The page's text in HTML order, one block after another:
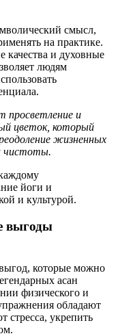
смысл,
на практике.
качества и духовные
людям
просветление и
цветок, который
жизненных
чистоты.
йоги и
и культурой.
выгоды
которые можно
асан
физического и
обладают
стресса, укрепить